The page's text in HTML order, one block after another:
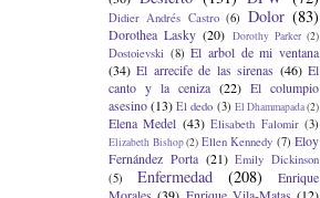
Didier Andrés Castro (6) Dolor (83)
Dorothea Lasky (20) Dorothy Parker (2)
Dostoievski (8) El arbol de mi ventana
(34) El arrecife de las sirenas (46) El
canto y la ceniza (22) El columpio
asesino(13) El dedo (3) El Dhammapada(2)
Elena Medel (43) Elisabeth Falomir (3)
Elizabeth Bishop(2) Ellen Kennedy (7) Eloy
Fernández Porta (21) Emily Dickinson
(5)
Enfermedad (208)
Enrique
Morales (39) Enrique Vila-Matas (12)